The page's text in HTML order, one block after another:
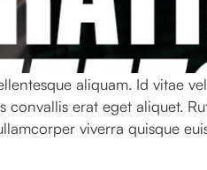
aliquam. Id vitae
erat eget aliquet.
viverra quisque